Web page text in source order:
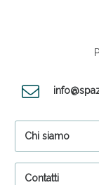
Chi siamo
Contatti